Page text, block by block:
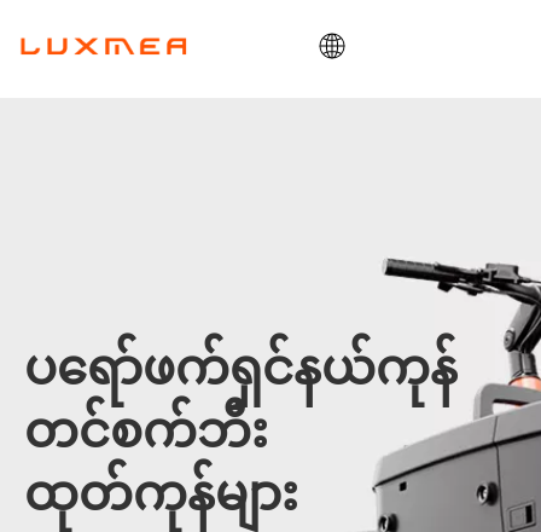
ဆက်သွယ်ရန်
ပရော်ဖက်ရှင်နယ်ကုန်
တင်စက်ဘီး
ထုတ်ကုန်များ